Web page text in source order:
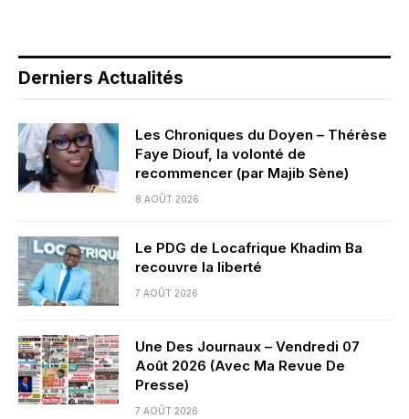
Derniers Actualités
Les Chroniques du Doyen – Thérèse
Faye Diouf, la volonté de
recommencer (par Majib Sène)
8 AOÛT 2026
Le PDG de Locafrique Khadim Ba
recouvre la liberté
7 AOÛT 2026
Une Des Journaux – Vendredi 07
Août 2026 (Avec Ma Revue De
Presse)
7 AOÛT 2026